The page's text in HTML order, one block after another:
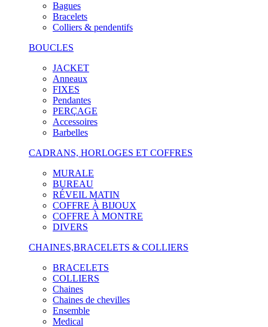
Bagues
Bracelets
Colliers & pendentifs
BOUCLES
JACKET
Anneaux
FIXES
Pendantes
PERÇAGE
Accessoires
Barbelles
CADRANS, HORLOGES ET COFFRES
MURALE
BUREAU
RÉVEIL MATIN
COFFRE À BIJOUX
COFFRE À MONTRE
DIVERS
CHAINES,BRACELETS & COLLIERS
BRACELETS
COLLIERS
Chaines
Chaines de chevilles
Ensemble
Medical